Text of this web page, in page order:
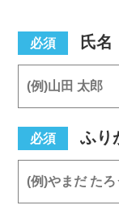
必須 氏名
必須 ふり